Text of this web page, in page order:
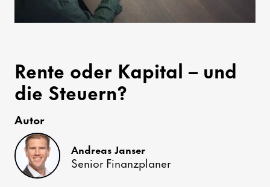
Rente oder Kapital – und
die Steuern?
Autor
Andreas Janser
Senior Finanzplaner